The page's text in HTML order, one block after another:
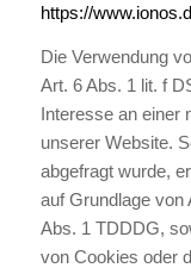
https://
Die Verwendung
Art. 6 Abs. 1 lit. f
Interesse an einer
unserer Website.
abgefragt wurde,
auf Grundlage von
Abs. 1 TDDDG,
von Cookies oder